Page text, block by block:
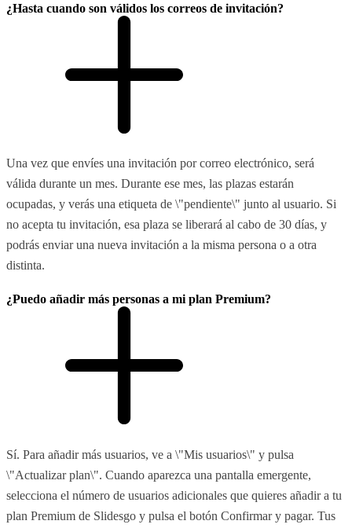
¿Hasta cuando son válidos los correos de invitación?
Una vez que envíes una invitación por correo electrónico, será
válida durante un mes. Durante ese mes, las plazas estarán
ocupadas, y verás una etiqueta de \"pendiente\" junto al usuario. Si
no acepta tu invitación, esa plaza se liberará al cabo de 30 días, y
podrás enviar una nueva invitación a la misma persona o a otra
distinta.
¿Puedo añadir más personas a mi plan Premium?
Sí. Para añadir más usuarios, ve a \"Mis usuarios\" y pulsa
\"Actualizar plan\". Cuando aparezca una pantalla emergente,
selecciona el número de usuarios adicionales que quieres añadir a tu
plan Premium de Slidesgo y pulsa el botón Confirmar y pagar. Tus